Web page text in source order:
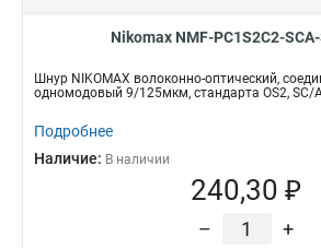
Nikomax NMF-PC1S2C2-
Шнур NIKOMAX волоконно-оптический,
одномодовый 9/125мкм, стандарта OS2, SC/
Подробнее
Наличие: В наличии
240,30 ₽
– +